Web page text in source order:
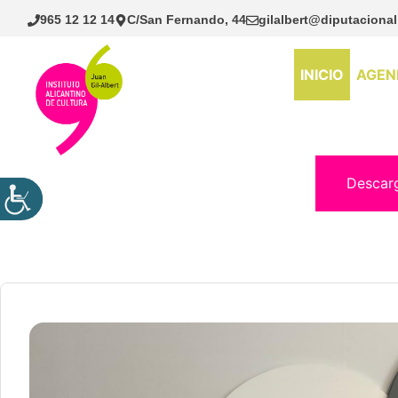
Saltar
965 12 12 14 C/San Fernando, 44
INICIO